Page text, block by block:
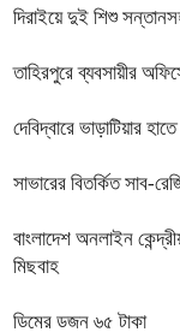
দিরাইয়ে দুই শিশু
তাহিরপুরে ব্যবসায়ীর
দেবিদ্বারে ভাড়াটিয়ার
সাভারের বিতর্কিত সাব-
বাংলাদেশ অনলাইন
মিছবাহ
ডিমের ডজন ৬৫ টাকা